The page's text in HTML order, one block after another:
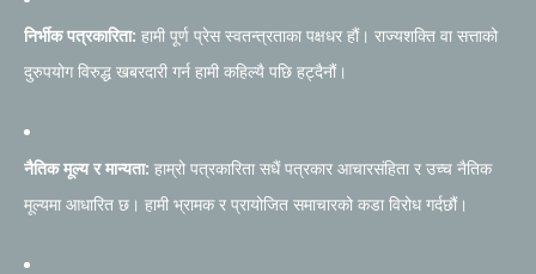
निर्भीक पत्रकारिता: हामी पूर्ण प्रेस स्वतन्त्रताका पक्षधर हौं। राज्यशक्ति वा सत्ताको
दुरुपयोग विरुद्ध खबरदारी गर्न हामी कहिल्यै पछि हट्दैनौं।
नैतिक मूल्य र मान्यता: हाम्रो पत्रकारिता सधैं पत्रकार आचारसंहिता र उच्च नैतिक
मूल्यमा आधारित छ। हामी भ्रामक र प्रायोजित समाचारको कडा विरोध गर्दछौं।